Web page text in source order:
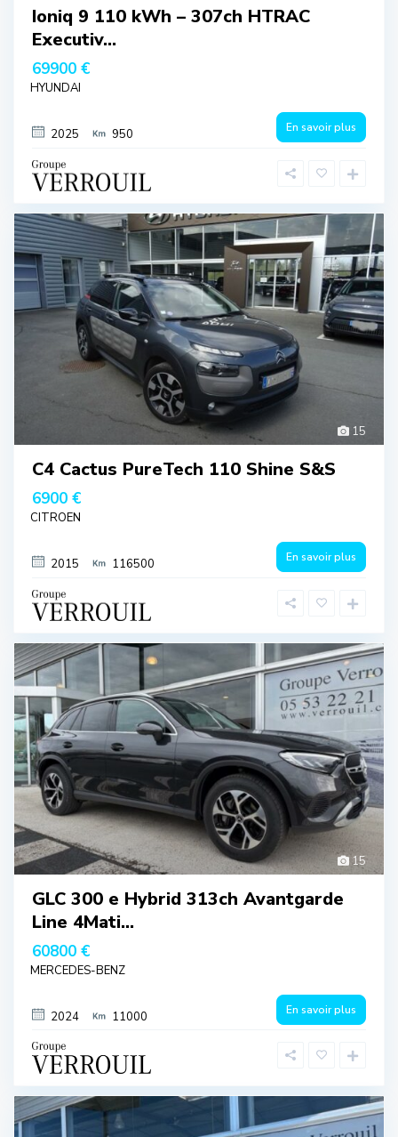
Ioniq 9 110 kWh – 307ch HTRAC
Executiv...
69900 €
HYUNDAI
2025 950 En savoir plus
15
C4 Cactus PureTech 110 Shine S&S
6900 €
CITROEN
2015 116500 En savoir plus
15
GLC 300 e Hybrid 313ch Avantgarde
Line 4Mati...
60800 €
MERCEDES-BENZ
2024 11000 En savoir plus